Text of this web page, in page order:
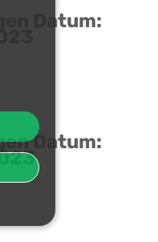
Datum:
Datum: